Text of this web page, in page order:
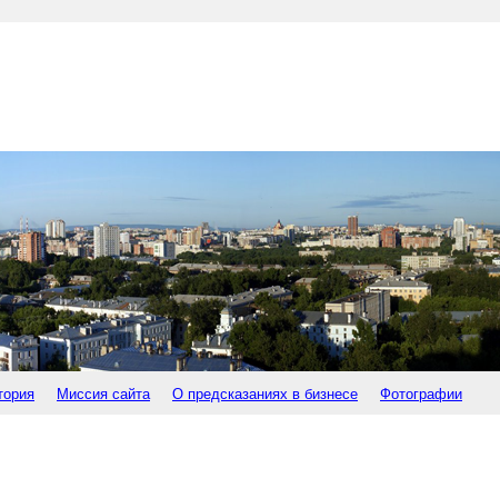
Миссия сайта О предсказаниях в бизнесе Фотографии